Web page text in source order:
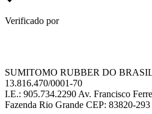
Verificado por
SUMITOMO RUBBER DO
13.816.470/0001-70
I.E.: 905.734.2290 Av. Francisco
Fazenda Rio Grande CEP: 83820-